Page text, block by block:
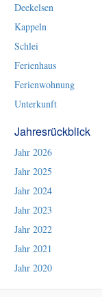
Deekelsen
Kappeln
Schlei
Ferienhaus
Ferienwohnung
Unterkunft
Jahresrückblick
Jahr 2026
Jahr 2025
Jahr 2024
Jahr 2023
Jahr 2022
Jahr 2021
Jahr 2020